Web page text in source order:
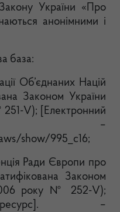
України «Про
анонімними і
база:
Об’єднаних Націй
Законом України
V); [Електронний
–
show/995_c16;
Ради Європи про
Законом
року № 252-V);
ресурс]. –